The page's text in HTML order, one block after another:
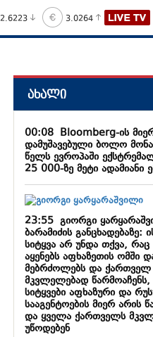
2.6223 3.0264
ახალი
00:08Bloomberg-ის
დამუშავებული ბოლო
წელს ევროპაში
25 000-ზე მეტი ადამიანი
23:55გიორგი
ბარამიძის განცხადებაზე:
სიტყვა არ უნდა თქვა,
აყენებს აფხაზეთის ომში
მებრძოლებს და
მკვლელებად წარმოაჩენს,
სიტყვები აფხაზური და
სააგენტოების მიერ არის
და ყველა ქართველს
უწოდებენ